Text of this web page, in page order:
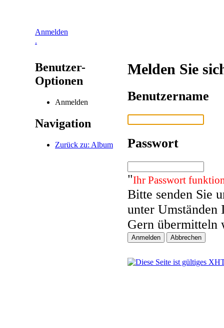
Anmelden
.
Benutzer-
Optionen
Anmelden
Navigation
Zurück zu: Album
Melden Sie
Benutzername
Passwort
"Ihr Passwort
Bitte senden Sie
unter Umständen
Gern übermitteln